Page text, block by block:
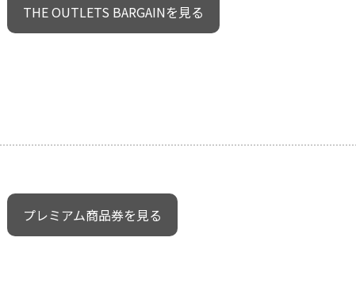
THE OUTLETS BARGAINを見る
プレミアム商品券を見る